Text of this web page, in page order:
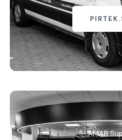
AMAB